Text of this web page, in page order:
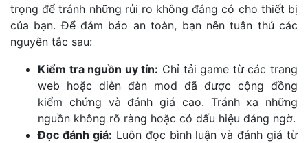
trọng để tránh những rủi ro không đáng có cho thiết bị
của bạn. Để đảm bảo an toàn, bạn nên tuân thủ các
nguyên tắc sau:
Kiểm tra nguồn uy tín: Chỉ tải game từ các trang
web hoặc diễn đàn mod đã được cộng đồng
kiểm chứng và đánh giá cao. Tránh xa những
nguồn không rõ ràng hoặc có dấu hiệu đáng ngờ.
Đọc đánh giá: Luôn đọc bình luận và đánh giá từ